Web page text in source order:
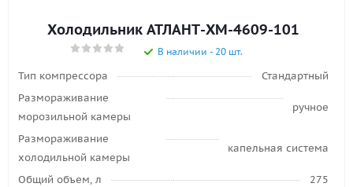
Холодильник АТЛАНТ-XM-4609-101
В наличии - 20 шт.
Тип компрессора
Стандартный
Размораживание
морозильной камеры
ручное
Размораживание
холодильной камеры
капельная система
Общий объем, л
275